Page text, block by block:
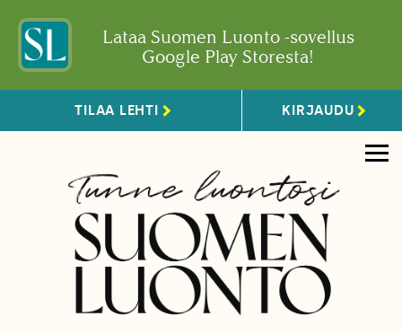
Lataa Suomen Luonto -sovellus
Google Play Storesta!
TILAA LEHTI KIRJAUDU